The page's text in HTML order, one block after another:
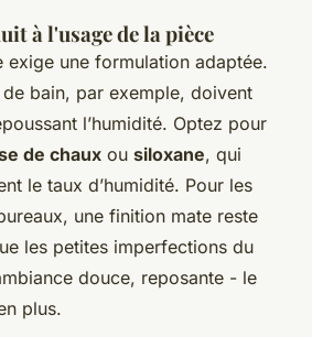
à l'usage de la pièce
exige une formulation adaptée.
bain, par exemple, doivent
l’humidité. Optez pour
de chaux ou siloxane, qui
le taux d’humidité. Pour les
une finition mate reste
les petites imperfections du
douce, reposante - le
plus.